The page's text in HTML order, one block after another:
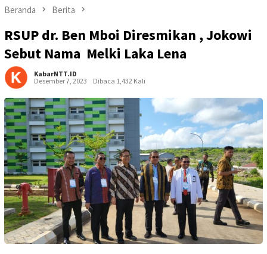
Beranda Berita
RSUP dr. Ben Mboi Diresmikan , Jokowi
Sebut Nama Melki Laka Lena
KabarNTT.ID
Desember 7, 2023
Dibaca 1,432 Kali